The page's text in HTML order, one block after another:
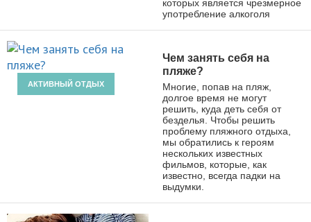
которых является чрезмерное
употребление алкоголя
АКТИВНЫЙ ОТДЫХ
Чем занять себя на
пляже?
Многие, попав на пляж,
долгое время не могут
решить, куда деть себя от
безделья. Чтобы решить
проблему пляжного отдыха,
мы обратились к героям
нескольких известных
фильмов, которые, как
известно, всегда падки на
выдумки.